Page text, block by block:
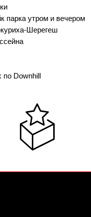
парка утром и вечером
Шерегеш
по Downhill